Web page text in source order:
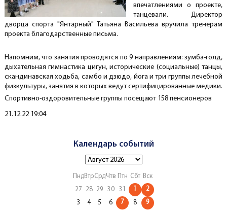
впечатлениями о проекте,
танцевали. Директор
дворца спорта "Янтарный" Татьяна Васильева вручила тренерам
проекта благодарственные письма.
Напомним, что занятия проводятся по 9 направлениям: зумба-голд,
дыхательная гимнастика цигун, исторические (социальные) танцы,
скандинавская ходьба, самбо и дзюдо, йога и три группы лечебной
физкультуры, занятия в которых ведут сертифицированные медики.
Спортивно-оздоровительные группы посещают 158 пенсионеров
Создано
21.12.22 19:04
Календарь событий
ПндВтрСрдЧтв Птн Сбт Вск
27
28 29 30 31 1 2
3 4 5 6 7 8 9